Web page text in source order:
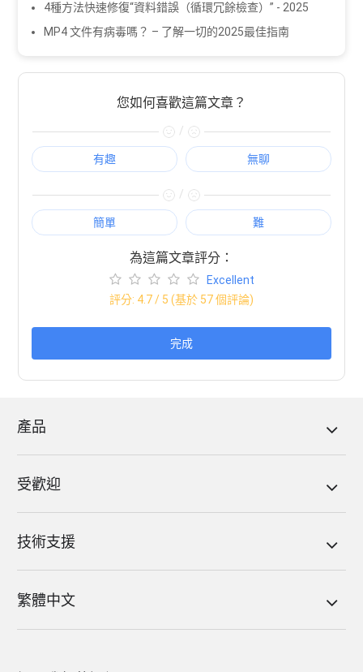
4種方法快速修復“資料錯誤（循環冗餘檢查）” - 2025
MP4 文件有病毒嗎？ – 了解一切的2025最佳指南
您如何喜歡這篇文章？
/
有趣 無聊
/
簡單 難
為這篇文章評分：
Excellent
評分: 4.7/ 5 (基於 57個評論)
完成
產品
受歡迎
技術支援
繁體中文